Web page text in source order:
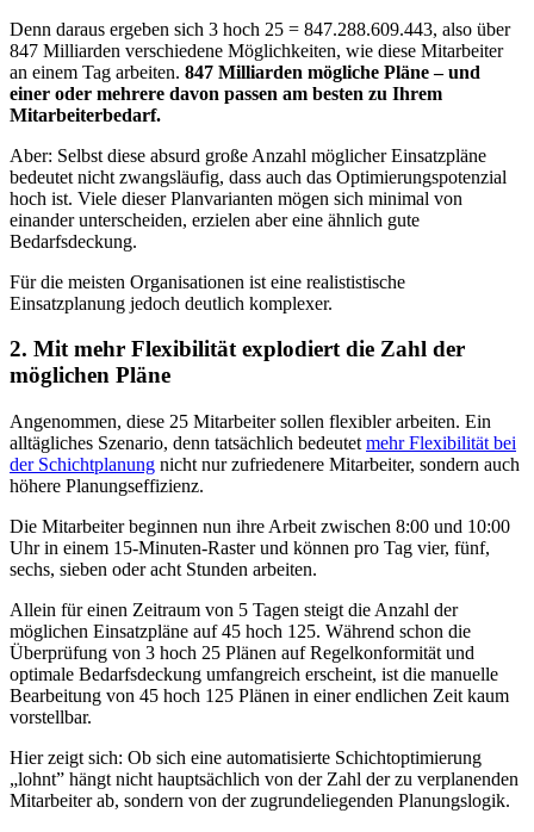
Denn daraus ergeben sich 3 hoch 25 = 847.288.609.443, also über
847 Milliarden verschiedene Möglichkeiten, wie diese Mitarbeiter
an einem Tag arbeiten. 847 Milliarden mögliche Pläne – und
einer oder mehrere davon passen am besten zu Ihrem
Mitarbeiterbedarf.
Aber: Selbst diese absurd große Anzahl möglicher Einsatzpläne
bedeutet nicht zwangsläufig, dass auch das Optimierungspotenzial
hoch ist. Viele dieser Planvarianten mögen sich minimal von
einander unterscheiden, erzielen aber eine ähnlich gute
Bedarfsdeckung.
Für die meisten Organisationen ist eine realististische
Einsatzplanung jedoch deutlich komplexer.
2. Mit mehr Flexibilität explodiert die Zahl der
möglichen Pläne
Angenommen, diese 25 Mitarbeiter sollen flexibler arbeiten. Ein
alltägliches Szenario, denn tatsächlich bedeutet mehr Flexibilität bei
der Schichtplanung nicht nur zufriedenere Mitarbeiter, sondern auch
höhere Planungseffizienz.
Die Mitarbeiter beginnen nun ihre Arbeit zwischen 8:00 und 10:00
Uhr in einem 15-Minuten-Raster und können pro Tag vier, fünf,
sechs, sieben oder acht Stunden arbeiten.
Allein für einen Zeitraum von 5 Tagen steigt die Anzahl der
möglichen Einsatzpläne auf 45 hoch 125. Während schon die
Überprüfung von 3 hoch 25 Plänen auf Regelkonformität und
optimale Bedarfsdeckung umfangreich erscheint, ist die manuelle
Bearbeitung von 45 hoch 125 Plänen in einer endlichen Zeit kaum
vorstellbar.
Hier zeigt sich: Ob sich eine automatisierte Schichtoptimierung
„lohnt” hängt nicht hauptsächlich von der Zahl der zu verplanenden
Mitarbeiter ab, sondern von der zugrundeliegenden Planungslogik.